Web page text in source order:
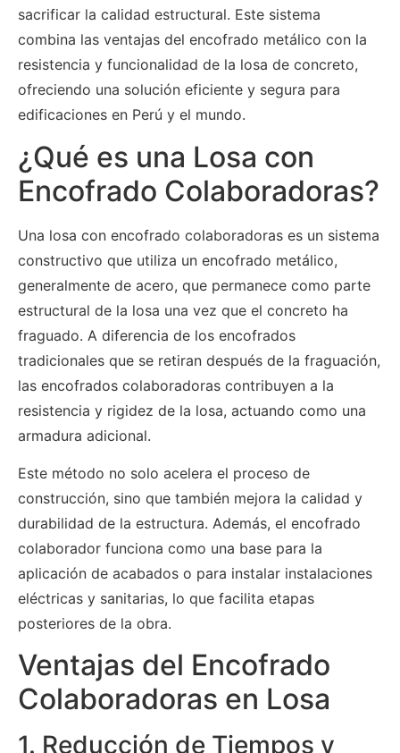
sacrificar la calidad estructural. Este sistema
combina las ventajas del encofrado metálico con la
resistencia y funcionalidad de la losa de concreto,
ofreciendo una solución eficiente y segura para
edificaciones en Perú y el mundo.
¿Qué es una Losa con
Encofrado Colaboradoras?
Una losa con encofrado colaboradoras es un sistema
constructivo que utiliza un encofrado metálico,
generalmente de acero, que permanece como parte
estructural de la losa una vez que el concreto ha
fraguado. A diferencia de los encofrados
tradicionales que se retiran después de la fraguación,
las encofrados colaboradoras contribuyen a la
resistencia y rigidez de la losa, actuando como una
armadura adicional.
Este método no solo acelera el proceso de
construcción, sino que también mejora la calidad y
durabilidad de la estructura. Además, el encofrado
colaborador funciona como una base para la
aplicación de acabados o para instalar instalaciones
eléctricas y sanitarias, lo que facilita etapas
posteriores de la obra.
Ventajas del Encofrado
Colaboradoras en Losa
1. Reducción de Tiempos y